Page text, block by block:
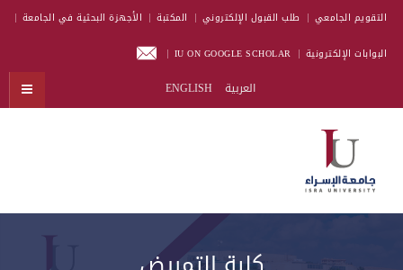
التقويم الجامعي طلب القبول الإلكتروني المكتبة الأجهزة البحثية في الجامعة
البوابات الإلكترونية IU ON GOOGLE SCHOLAR
العربية ENGLISH